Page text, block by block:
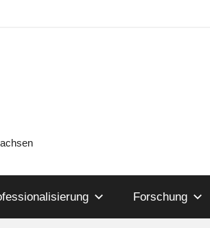
Forschung